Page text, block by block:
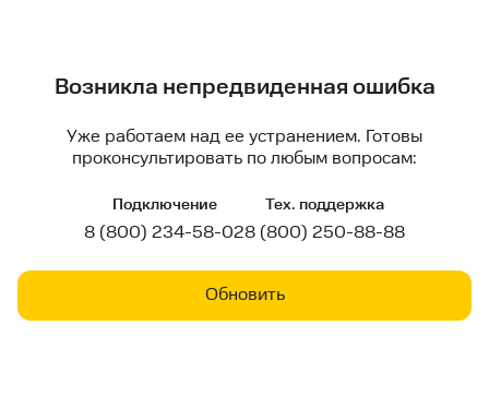
Возникла непредвиденная ошибка
Уже работаем над ее устранением. Готовы
проконсультировать по любым вопросам:
Подключение
8 (800) 234-58-02
Тех. поддержка
8 (800) 250-88-88
Обновить